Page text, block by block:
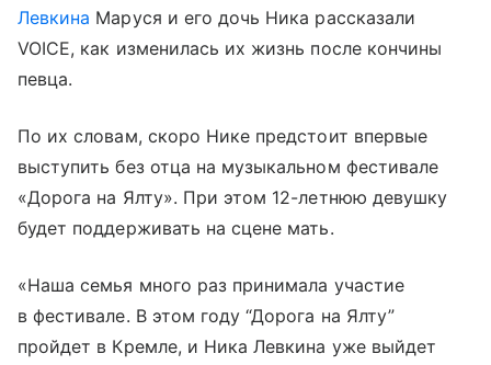
Левкина Маруся и его дочь Ника рассказали
VOICE, как изменилась их жизнь после кончины
певца.
По их словам, скоро Нике предстоит впервые
выступить без отца на музыкальном фестивале
«Дорога на Ялту». При этом 12-летнюю девушку
будет поддерживать на сцене мать.
«Наша семья много раз принимала участие
в фестивале. В этом году “Дорога на Ялту”
пройдет в Кремле, и Ника Левкина уже выйдет